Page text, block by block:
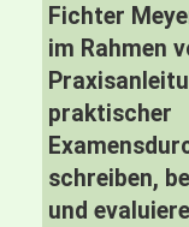
Fichter
im Rahmen
praktischer
schreiben,
und